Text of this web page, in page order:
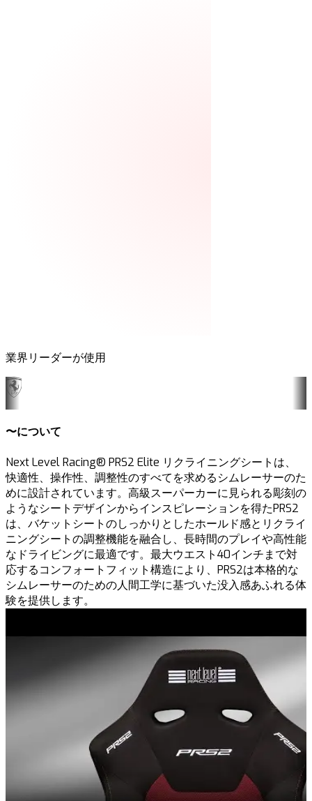
業界リーダーが使用
〜について
Next Level Racing® PRS2 Elite リクライニングシートは、
快適性、操作性、調整性のすべてを求めるシムレーサーのた
めに設計されています。高級スーパーカーに見られる彫刻の
ようなシートデザインからインスピレーションを得たPRS2
は、バケットシートのしっかりとしたホールド感とリクライ
ニングシートの調整機能を融合し、長時間のプレイや高性能
なドライビングに最適です。最大ウエスト40インチまで対
応するコンフォートフィット構造により、PRS2は本格的な
シムレーサーのための人間工学に基づいた没入感あふれる体
験を提供します。